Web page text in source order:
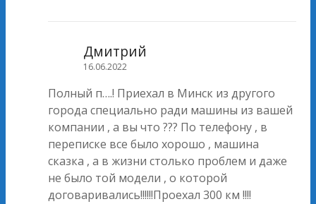
Дмитрий
16.06.2022
Полный п….! Приехал в Минск из другого
города специально ради машины из вашей
компании , а вы что ??? По телефону , в
переписке все было хорошо , машина
сказка , а в жизни столько проблем и даже
не было той модели , о которой
договаривались!!!!!!Проехал 300 км !!!!